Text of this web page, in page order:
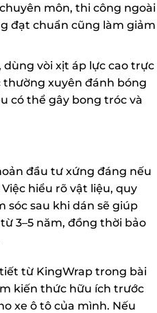
môn, thi công ngoài
đạt chuẩn cũng làm giảm
dùng vòi xịt áp lực cao trực
thường xuyên đánh bóng
có thể gây bong tróc và
đầu tư xứng đáng nếu
hiểu rõ vật liệu, quy
sóc sau khi dán sẽ giúp
3–5 năm, đồng thời bảo
từ KingWrap trong bài
kiến thức hữu ích trước
xe ô tô của mình. Nếu